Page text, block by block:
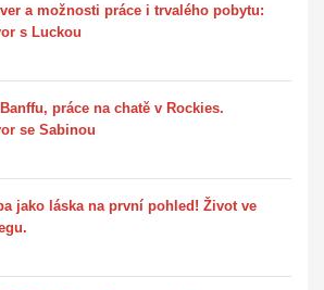
a možnosti práce i trvalého pobytu:
s Luckou
práce na chatě v Rockies.
se Sabinou
jako láska na první pohled! Život ve